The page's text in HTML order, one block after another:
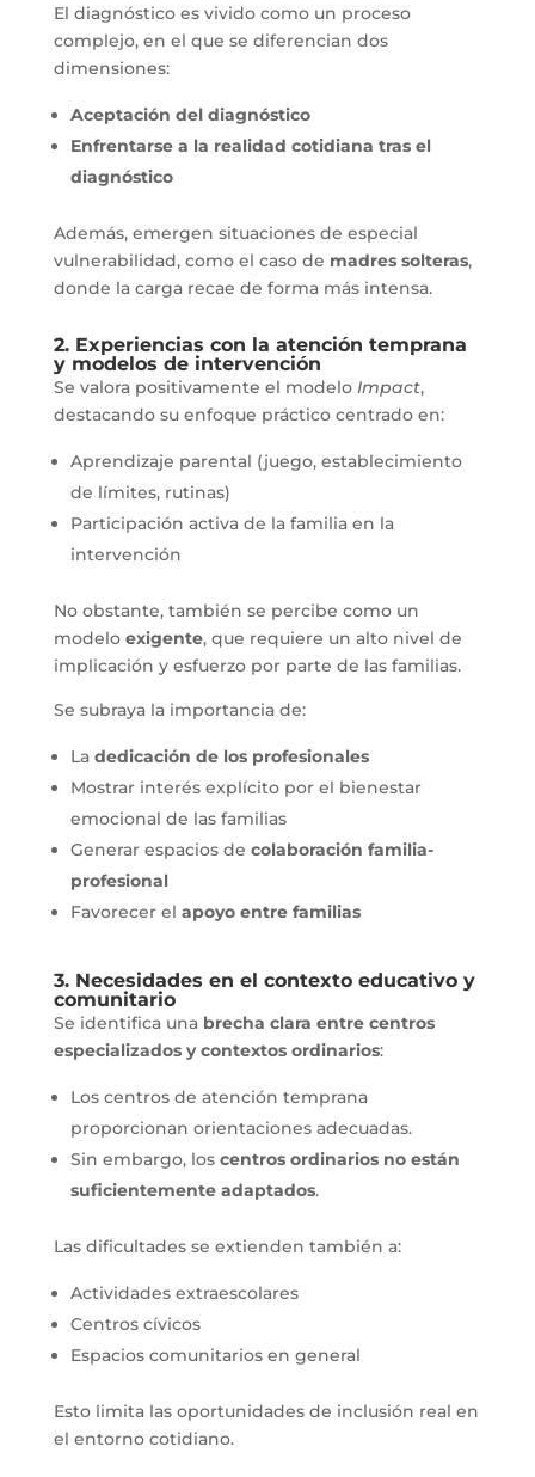
El diagnóstico es vivido como un proceso
complejo, en el que se diferencian dos
dimensiones:
Aceptación del diagnóstico
Enfrentarse a la realidad cotidiana tras el
diagnóstico
Además, emergen situaciones de especial
vulnerabilidad, como el caso de madres solteras,
donde la carga recae de forma más intensa.
2. Experiencias con la atención temprana
y modelos de intervención
Se valora positivamente el modelo Impact,
destacando su enfoque práctico centrado en:
Aprendizaje parental (juego, establecimiento
de límites, rutinas)
Participación activa de la familia en la
intervención
No obstante, también se percibe como un
modelo exigente, que requiere un alto nivel de
implicación y esfuerzo por parte de las familias.
Se subraya la importancia de:
La dedicación de los profesionales
Mostrar interés explícito por el bienestar
emocional de las familias
Generar espacios de colaboración familia-
profesional
Favorecer el apoyo entre familias
3. Necesidades en el contexto educativo y
comunitario
Se identifica una brecha clara entre centros
especializados y contextos ordinarios:
Los centros de atención temprana
proporcionan orientaciones adecuadas.
Sin embargo, los centros ordinarios no están
suficientemente adaptados.
Las dificultades se extienden también a:
Actividades extraescolares
Centros cívicos
Espacios comunitarios en general
Esto limita las oportunidades de inclusión real en
el entorno cotidiano.